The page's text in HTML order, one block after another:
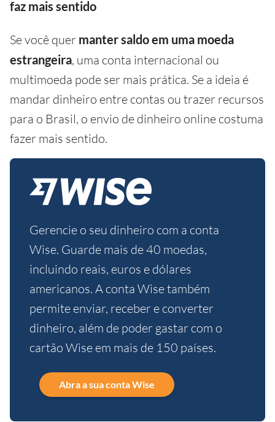
faz mais sentido
Se você quer manter saldo em uma moeda
estrangeira, uma conta internacional ou
multimoeda pode ser mais prática. Se a ideia é
mandar dinheiro entre contas ou trazer recursos
para o Brasil, o envio de dinheiro online costuma
fazer mais sentido.
Gerencie o seu dinheiro com a conta
Wise. Guarde mais de 40 moedas,
incluindo reais, euros e dólares
americanos. A conta Wise também
permite enviar, receber e converter
dinheiro, além de poder gastar com o
cartão Wise em mais de 150 países.
Abra a sua conta Wise